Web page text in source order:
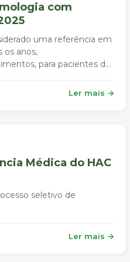
com
uma referência em
os anos,
para pacientes das
Ler mais →
Médica do HAC
seletivo de
Ler mais →